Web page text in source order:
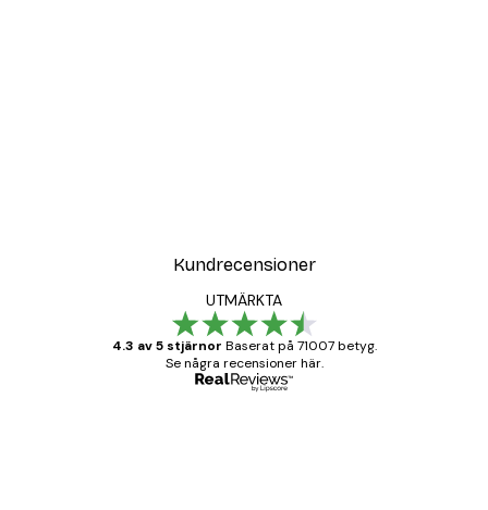
Kundrecensioner
UTMÄRKTA
4.3 av 5 stjärnor Baserat på 71007 betyg.
Se några recensioner här.